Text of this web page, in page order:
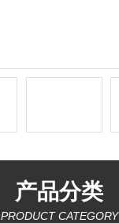
产品分类
PRODUCT CATEGORY